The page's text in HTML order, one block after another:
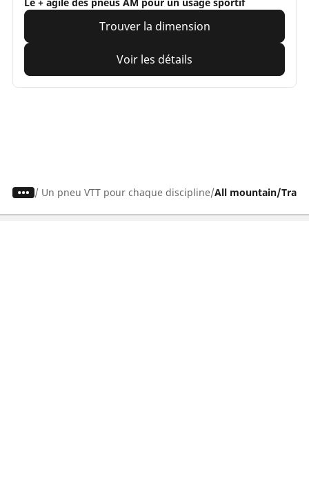
Le + agile des pneus AM pour un usage sportif
Trouver la dimension
Voir les détails
/ Un pneu VTT pour chaque discipline All mountain/Trail